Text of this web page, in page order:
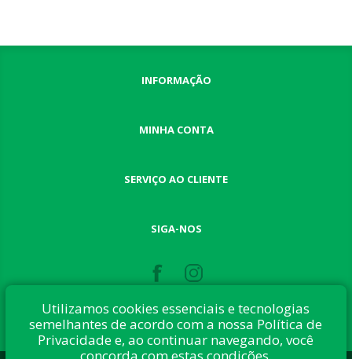
INFORMAÇÃO
MINHA CONTA
SERVIÇO AO CLIENTE
SIGA-NOS
Utilizamos cookies essenciais e tecnologias
semelhantes de acordo com a nossa Política de
Privacidade e, ao continuar navegando, você